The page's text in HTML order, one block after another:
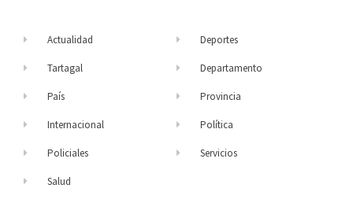
Actualidad
Tartagal
País
Internacional
Policiales
Salud
Deportes
Departamento
Provincia
Política
Servicios